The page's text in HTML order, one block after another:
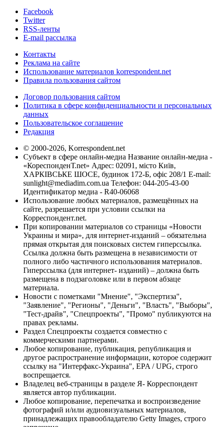
Facebook
Twitter
RSS-ленты
E-mail рассылка
Контакты
Реклама на сайте
Использование материалов korrespondent.net
Правила пользования сайтом
Договор пользования сайтом
Политика в сфере конфиденциальности и персональных
данных
Пользовательское соглашение
Редакция
© 2000-2026, Korrespondent.net
Субъект в сфере онлайн-медиа Название онлайн-медиа -
«КореспонденТ.net» Адрес: 02091, місто Київ,
ХАРКІВСЬКЕ ШОСЕ, будинок 172-Б, офіс 208/1 E-mail:
sunlight@mediadim.com.ua Телефон: 044-205-43-00
Идентификатор медиа - R40-06068
Использование любых материалов, размещённых на
сайте, разрешается при условии ссылки на
Корреспондент.net.
При копировании материалов со страницы «Новости
Украины и мира», для интернет-изданий – обязательна
прямая открытая для поисковых систем гиперссылка.
Ссылка должна быть размещена в независимости от
полного либо частичного использования материалов.
Гиперссылка (для интернет- изданий) – должна быть
размещена в подзаголовке или в первом абзаце
материала.
Новости с пометками "Мнение", "Экспертиза",
"Заявление", "Регионы", "Деньги", "Власть", "Выборы",
"Тест-драйв", "Спецпроекты", "Промо" публикуются на
правах рекламы.
Раздел Спецпроекты создается совместно с
коммерческими партнерами.
Любое копирование, публикация, републикация и
другое распространение информации, которое содержит
ссылку на "Интерфакс-Украина", EPA / UPG, строго
воспрещается.
Владелец веб-страницы в разделе Я- Корреспондент
является автор публикации.
Любое копирование, перепечатка и воспроизведение
фотографий и/или аудиовизуальных материалов,
принадлежащих правообладателю Getty Images, строго